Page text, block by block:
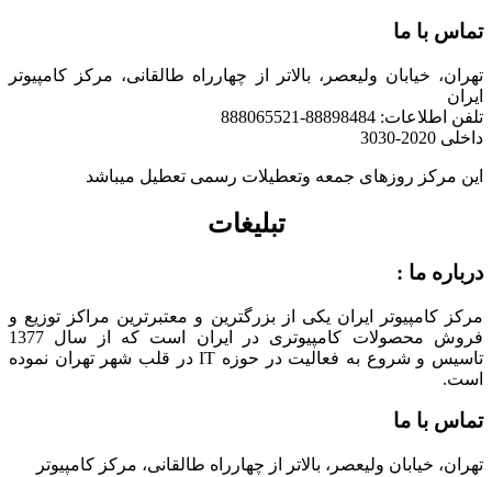
تماس با ما
تهران، خیابان ولیعصر، بالاتر از چهارراه طالقانی، مرکز کامپیوتر
ایران
تلفن اطلاعات: 88898484-888065521
داخلی 2020-3030
این مرکز روزهای جمعه وتعطیلات رسمی تعطیل میباشد
تبلیغات
درباره ما :
مرکز کامپیوتر ایران یکی از بزرگترین و معتبرترین مراکز توزیع و
فروش محصولات کامپیوتری در ایران است که از سال 1377
تاسیس و شروع به فعالیت در حوزه IT در قلب شهر تهران نموده
است.
تماس با ما
تهران، خیابان ولیعصر، بالاتر از چهارراه طالقانی، مرکز کامپیوتر